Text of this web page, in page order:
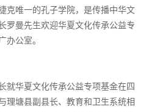
克唯一的孔子学院，是传播中华文
罗曼先生欢迎华夏文化传承公益专
办公室。
就华夏文化传承公益专项基金在四
理塘县副县长、教育和卫生系统相